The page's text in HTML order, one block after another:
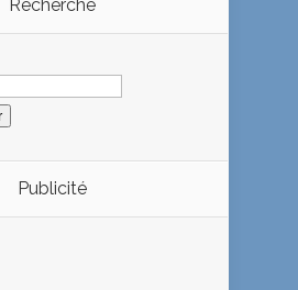
Recherche
:
Publicité